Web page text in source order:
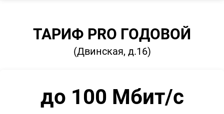
ТАРИФ PRO ГОДОВОЙ
(Двинская, д.16)
до 100 Мбит/с